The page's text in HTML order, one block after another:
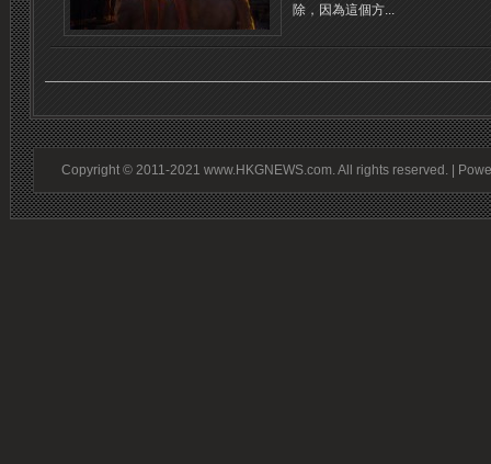
除，因為這個方...
Copyright © 2011-2021 www.HKGNEWS.com. All rights reserved. |